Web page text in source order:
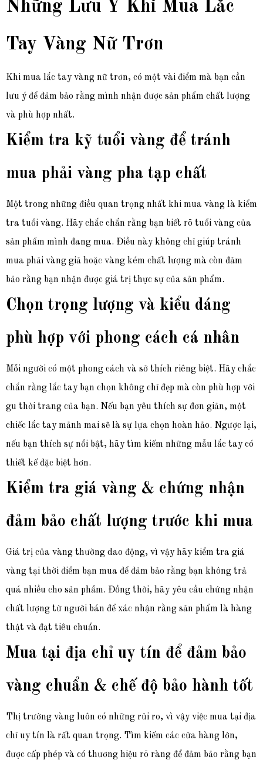
Những Lưu Ý Khi Mua Lắc
Tay Vàng Nữ Trơn
Khi mua lắc tay vàng nữ trơn, có một vài điểm mà bạn cần
lưu ý để đảm bảo rằng mình nhận được sản phẩm chất lượng
và phù hợp nhất.
Kiểm tra kỹ tuổi vàng để tránh
mua phải vàng pha tạp chất
Một trong những điều quan trọng nhất khi mua vàng là kiểm
tra tuổi vàng. Hãy chắc chắn rằng bạn biết rõ tuổi vàng của
sản phẩm mình đang mua. Điều này không chỉ giúp tránh
mua phải vàng giả hoặc vàng kém chất lượng mà còn đảm
bảo rằng bạn nhận được giá trị thực sự của sản phẩm.
Chọn trọng lượng và kiểu dáng
phù hợp với phong cách cá nhân
Mỗi người có một phong cách và sở thích riêng biệt. Hãy chắc
chắn rằng lắc tay bạn chọn không chỉ đẹp mà còn phù hợp với
gu thời trang của bạn. Nếu bạn yêu thích sự đơn giản, một
chiếc lắc tay mảnh mai sẽ là sự lựa chọn hoàn hảo. Ngược lại,
nếu bạn thích sự nổi bật, hãy tìm kiếm những mẫu lắc tay có
thiết kế đặc biệt hơn.
Kiểm tra giá vàng & chứng nhận
đảm bảo chất lượng trước khi mua
Giá trị của vàng thường dao động, vì vậy hãy kiểm tra giá
vàng tại thời điểm bạn mua để đảm bảo rằng bạn không trả
quá nhiều cho sản phẩm. Đồng thời, hãy yêu cầu chứng nhận
chất lượng từ người bán để xác nhận rằng sản phẩm là hàng
thật và đạt tiêu chuẩn.
Mua tại địa chỉ uy tín để đảm bảo
vàng chuẩn & chế độ bảo hành tốt
Thị trường vàng luôn có những rủi ro, vì vậy việc mua tại địa
chỉ uy tín là rất quan trọng. Tìm kiếm các cửa hàng lớn,
được cấp phép và có thương hiệu rõ ràng để đảm bảo rằng bạn